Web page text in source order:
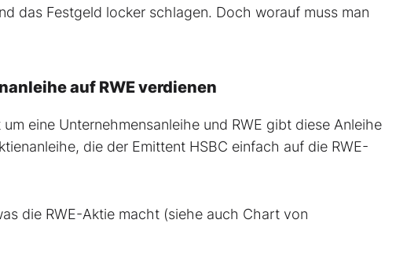
das Festgeld locker schlagen. Doch worauf muss man
auf RWE verdienen
eine Unternehmensanleihe und RWE gibt diese Anleihe
die der Emittent HSBC einfach auf die RWE-
die RWE-Aktie macht (siehe auch Chart von